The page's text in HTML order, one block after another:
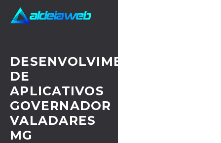
DESENVOLVIMENTO
DE
APLICATIVOS
GOVERNADOR
VALADARES
MG